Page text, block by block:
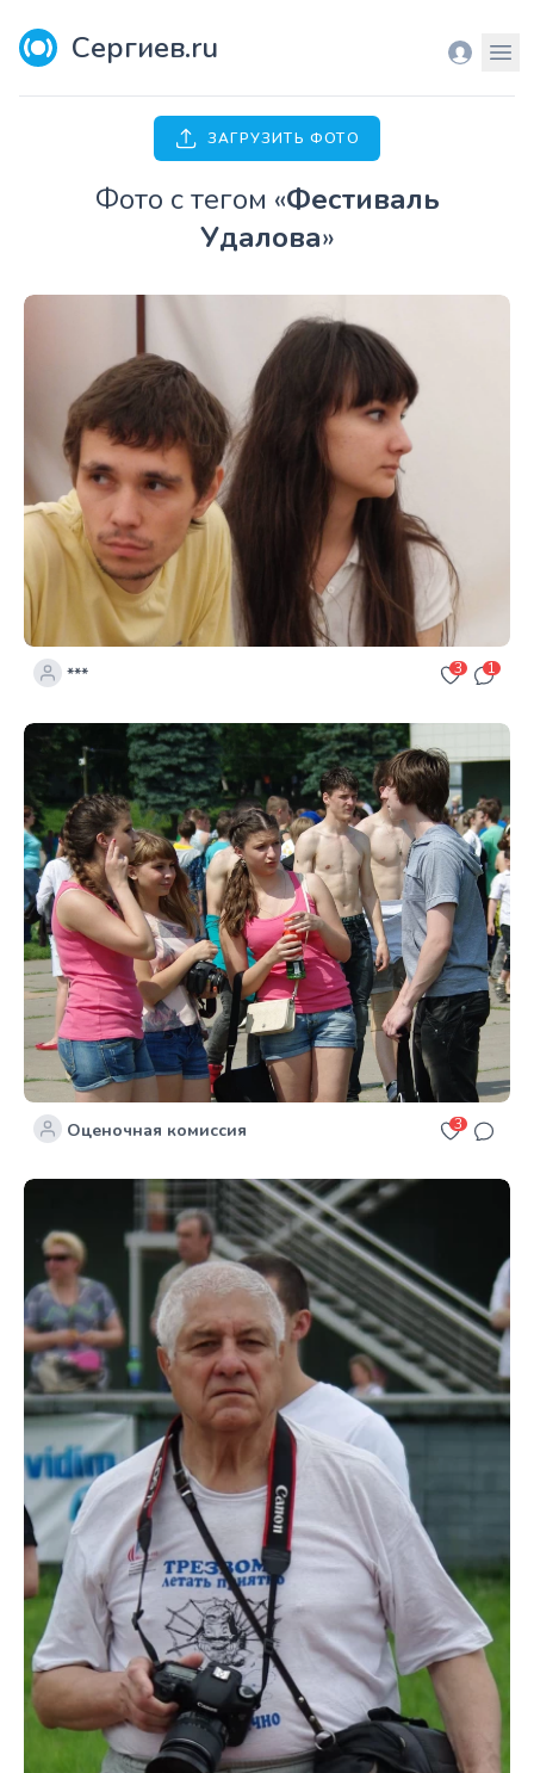
Сергиев.ru Вход
ЗАГРУЗИТЬ ФОТО
Фото с тегом «Фестиваль
Удалова»
*** 3 1
Оценочная комиссия 3